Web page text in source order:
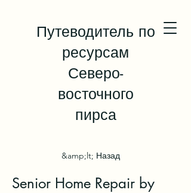
Путеводитель по
ресурсам
Северо-
восточного
пирса
&amp;lt; Назад
Senior Home Repair by